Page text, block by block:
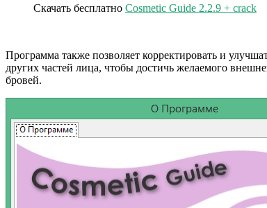
Скачать бесплатно Cosmetic Guide 2.2.9 + crack
Программа также позволяет корректировать и
других частей лица, чтобы достичь желаемого
бровей.